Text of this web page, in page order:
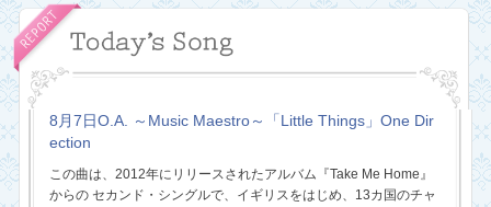
8月7日O.A. ～Music Maestro～「Little Things」One Dir
ection
この曲は、2012年にリリースされたアルバム『Take Me Home』
からの セカンド・シングルで、イギリスをはじめ、13カ国のチャ